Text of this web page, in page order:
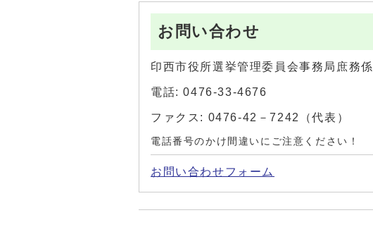
お問い合わせ
印西市役所選挙管理委員会事務局庶務係
電話: 0476-33-4676
ファクス: 0476-42－7242（代表）
電話番号のかけ間違いにご注意ください！
お問い合わせフォーム